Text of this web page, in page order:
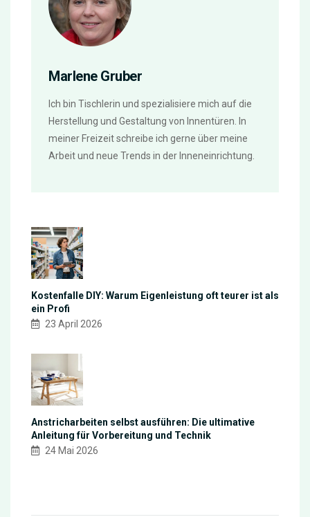
Marlene Gruber
Ich bin Tischlerin und spezialisiere mich auf die
Herstellung und Gestaltung von Innentüren. In
meiner Freizeit schreibe ich gerne über meine
Arbeit und neue Trends in der Inneneinrichtung.
Kostenfalle DIY: Warum Eigenleistung oft teurer ist als
ein Profi
23 April 2026
Anstricharbeiten selbst ausführen: Die ultimative
Anleitung für Vorbereitung und Technik
24 Mai 2026